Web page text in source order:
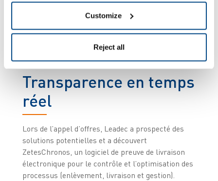
Customize
Reject all
livraison, connaître les heures et lieux de
transfert des marchandises, et une facturation
mensuelle facilement compréhensible et
Transparence en temps
réel
Lors de l’appel d’offres, Leadec a prospecté des
solutions potentielles et a découvert
ZetesChronos, un logiciel de preuve de livraison
électronique pour le contrôle et l’optimisation des
processus (enlèvement, livraison et gestion).